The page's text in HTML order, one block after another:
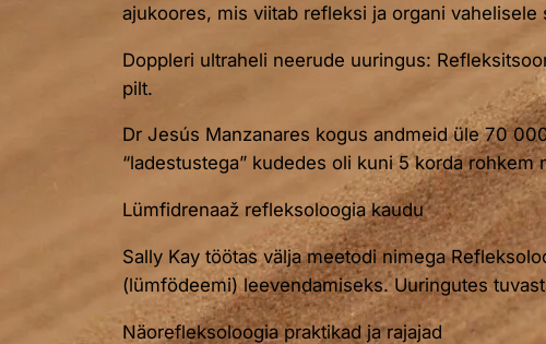
ajukoores, mis viitab refleksi ja organi vahelisele
Doppleri ultraheli neerude uuringus:
pilt.
Dr Jesús Manzanares kogus andmeid üle 70
“ladestustega” kudedes oli kuni 5 korda
Lümfidrenaaž refleksoloogia kaudu
Sally Kay töötas välja meetodi nimega
(lümfödeemi) leevendamiseks. Uuringutes
Näorefleksoloogia praktikad ja rajajad